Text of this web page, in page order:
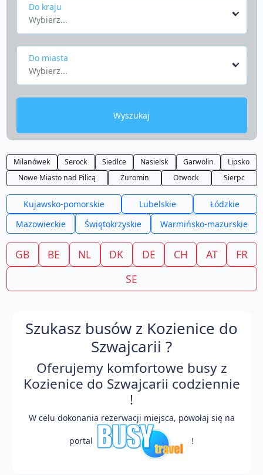
Do kraju
Wybierz...
Do miasta
Wybierz...
Wyszukaj
Milanówek Serock Siedlce Nasielsk Garwolin
Lipsko
Nowe Miasto nad Pilicą
Żuromin Otwock Sierpc
Kujawsko-pomorskie Lubelskie
Łódzkie
Mazowieckie
Świętokrzyskie Warmińsko-mazurskie
GB BE NL DK DE CH AT
FR
SE
Szukasz busów z Kozienice do
Szwajcarii ?
Oferujemy komfortowe busy z
Kozienice do Szwajcarii codziennie
!
W celu dokonania rezerwacji miejsca, powołaj się na
portal !